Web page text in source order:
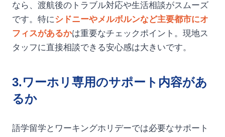
なら、渡航後のトラブル対応や生活相談がスムーズ
です。特にシドニーやメルボルンなど主要都市にオ
フィスがあるかは重要なチェックポイント。現地ス
タッフに直接相談できる安心感は大きいです。
3.ワーホリ専用のサポート内容があ
るか
語学留学とワーキングホリデーでは必要なサポート